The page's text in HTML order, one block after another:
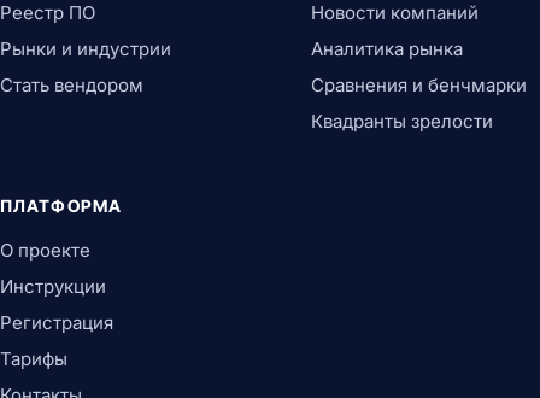
Реестр ПО
Рынки и индустрии
Стать вендором
Новости компаний
Аналитика рынка
Сравнения и бенчмарки
Квадранты зрелости
ПЛАТФОРМА
О проекте
Инструкции
Регистрация
Тарифы